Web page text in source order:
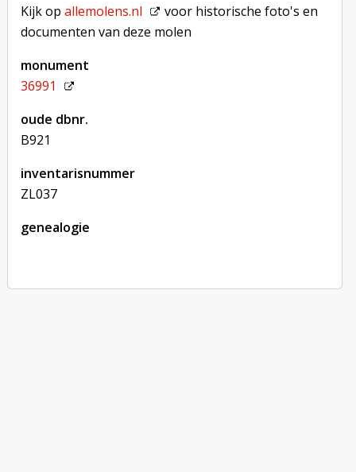
Kijk op allemolens.nl
voor historische foto's en
documenten van deze molen
monument
36991
oude dbnr.
B921
inventarisnummer
ZL037
genealogie